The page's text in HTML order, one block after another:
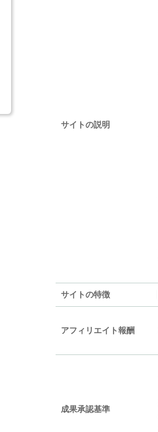
サイトの説明
サイトの特徴
アフィリエイト報酬
成果承認基準